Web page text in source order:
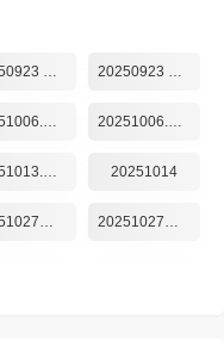
20250923 第3期 20250923 第4期
20251006.第7期 20251006.第8期
20251013.第10期 20251014
20251027第13期 20251027第14期